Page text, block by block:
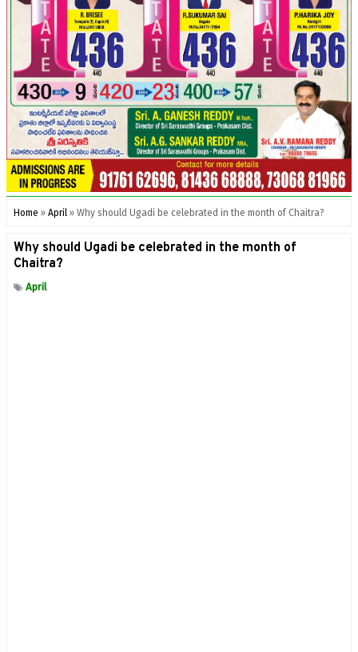
Home » April » Why should Ugadi be celebrated in the month of Chaitra?
Why should Ugadi be celebrated in the month of
Chaitra?
April